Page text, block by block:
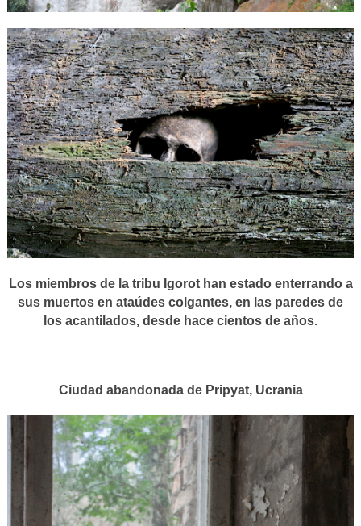
Los miembros de la tribu Igorot han estado enterrando a
sus muertos en ataúdes colgantes, en las paredes de
los acantilados, desde hace cientos de años.
Ciudad abandonada de Pripyat, Ucrania